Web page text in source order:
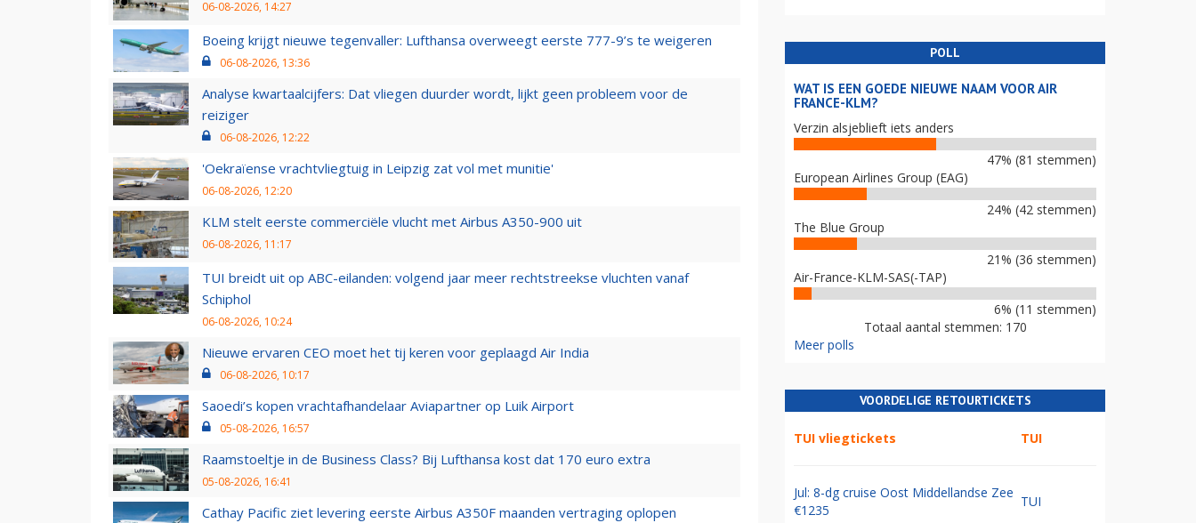
06-08-2026, 14:27
Boeing krijgt nieuwe tegenvaller: Lufthansa overweegt eerste 777-9’s te weigeren
06-08-2026, 13:36
Analyse kwartaalcijfers: Dat vliegen duurder wordt, lijkt geen probleem voor de
reiziger
06-08-2026, 12:22
'Oekraïense vrachtvliegtuig in Leipzig zat vol met munitie'
06-08-2026, 12:20
KLM stelt eerste commerciële vlucht met Airbus A350-900 uit
06-08-2026, 11:17
TUI breidt uit op ABC-eilanden: volgend jaar meer rechtstreekse vluchten vanaf
Schiphol
06-08-2026, 10:24
Nieuwe ervaren CEO moet het tij keren voor geplaagd Air India
06-08-2026, 10:17
Saoedi’s kopen vrachtafhandelaar Aviapartner op Luik Airport
05-08-2026, 16:57
Raamstoeltje in de Business Class? Bij Lufthansa kost dat 170 euro extra
05-08-2026, 16:41
Cathay Pacific ziet levering eerste Airbus A350F maanden vertraging oplopen
POLL
WAT IS EEN GOEDE NIEUWE NAAM VOOR AIR
FRANCE-KLM?
Verzin alsjeblieft iets anders
47% (81 stemmen)
European Airlines Group (EAG)
24% (42 stemmen)
The Blue Group
21% (36 stemmen)
Air-France-KLM-SAS(-TAP)
6% (11 stemmen)
Totaal aantal stemmen: 170
Meer polls
VOORDELIGE RETOURTICKETS
TUI vliegtickets TUI
Jul: 8-dg cruise Oost Middellandse Zee
€1235
TUI